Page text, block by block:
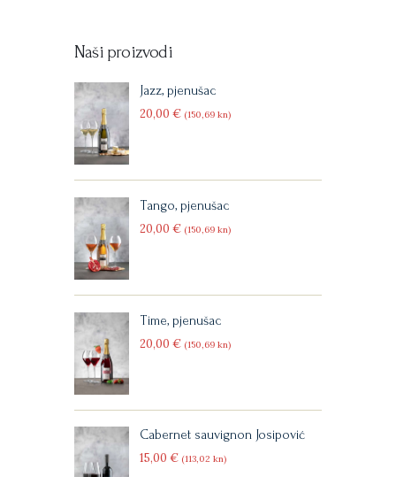
Naši proizvodi
Jazz, pjenušac
2000 € (150 69 kn)
Tango, pjenušac
2000 € (150 69 kn)
Time, pjenušac
2000 € (150 69 kn)
Cabernet sauvignon Josipović
1500 € (113 02 kn)